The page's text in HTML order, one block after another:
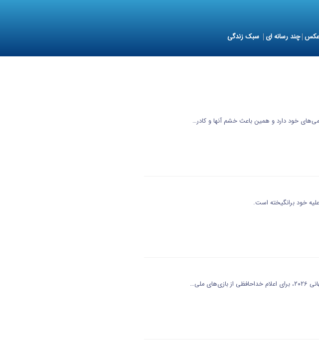
چند رسانه ای سبک زندگی
خود دارد و همین باعث خشم آنها و کادر…
علیه خود برانگیخته است.